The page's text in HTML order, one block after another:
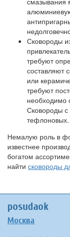
Сковороды
требуют
составляют
или
требуют
необходимо
Сковороды
тефлоновых.
Немалую роль в
известнее
богатом
найти сковороды
posudaok
Москва